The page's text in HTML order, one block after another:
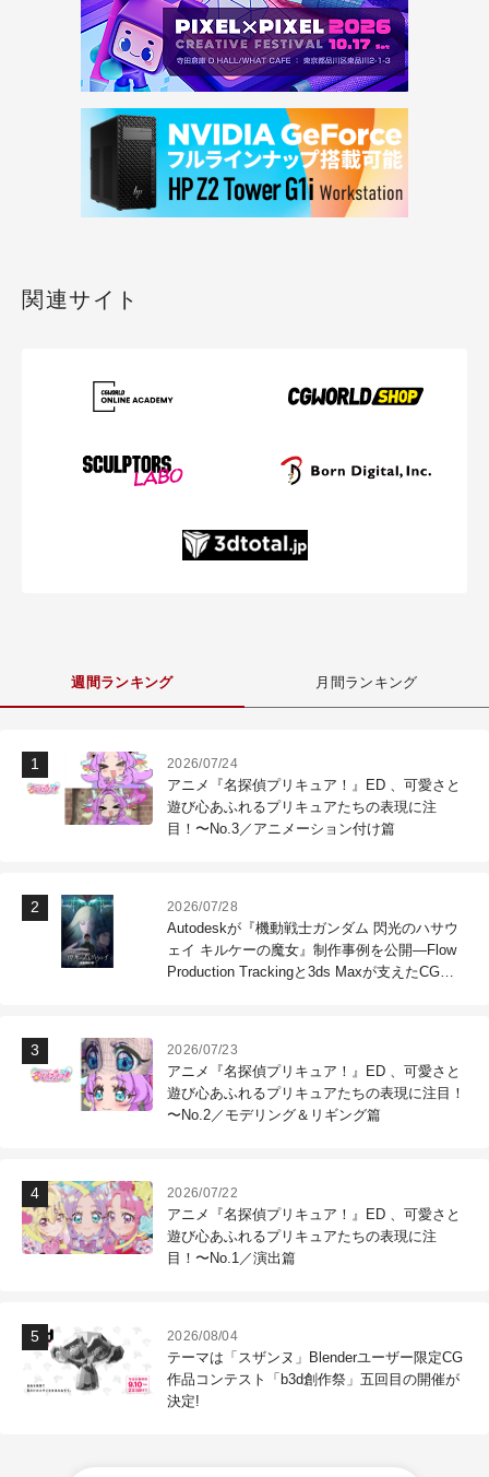
関連サイト
週間ランキング 月間ランキング
2026/07/24
アニメ『名探偵プリキュア！』ED 、可愛さと
遊び心あふれるプリキュアたちの表現に注
目！〜No.3／アニメーション付け篇
2026/07/28
Autodeskが『機動戦士ガンダム 閃光のハサウ
ェイ キルケーの魔女』制作事例を公開―Flow
Production Trackingと3ds Maxが支えたCG制
2026/07/23
アニメ『名探偵プリキュア！』ED 、可愛さと
遊び心あふれるプリキュアたちの表現に注目！
〜No.2／モデリング＆リギング篇
2026/07/22
アニメ『名探偵プリキュア！』ED 、可愛さと
遊び心あふれるプリキュアたちの表現に注
目！〜No.1／演出篇
2026/08/04
テーマは「スザンヌ」Blenderユーザー限定CG
作品コンテスト「b3d創作祭」五回目の開催が
決定!